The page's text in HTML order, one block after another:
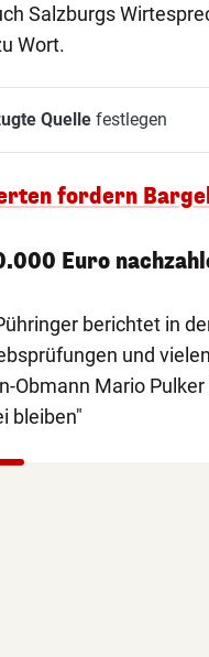
Salzburgs
Wort.
Quellefestlegen
fordern
Euro
berichtet in
und
Obmann Mario
bleiben"